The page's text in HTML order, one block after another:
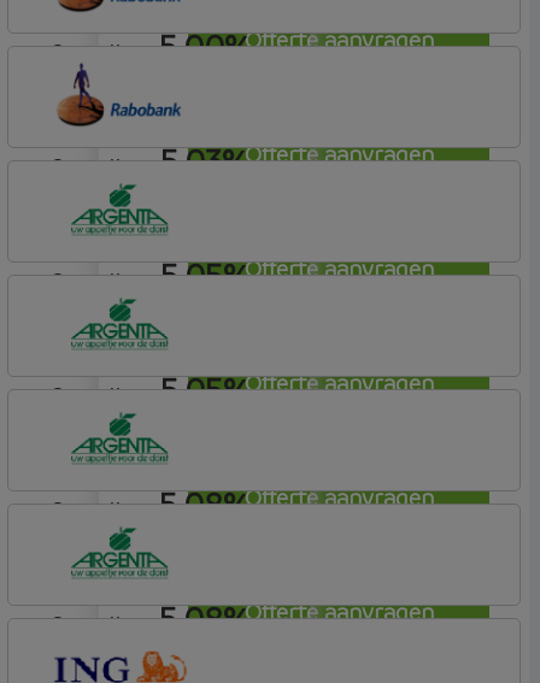
Offerte aanvragen
5,00%
Offerte aanvragen
aflosvrij
5,03%
Offerte aanvragen
Rabobank Spaarbank
Plusvoorwaarden
aflosvrij
5,05%
Offerte aanvragen
Rabobank Spaarbank
Plusvoorwaarden
aflosvrij
5,05%
Offerte aanvragen
Argenta
Hypotheek
aflosvrij
5,08%
Offerte aanvragen
Argenta
Hypotheek
aflosvrij
5,08%
Argenta
Hypotheek
aflosvrij
Hypotheek